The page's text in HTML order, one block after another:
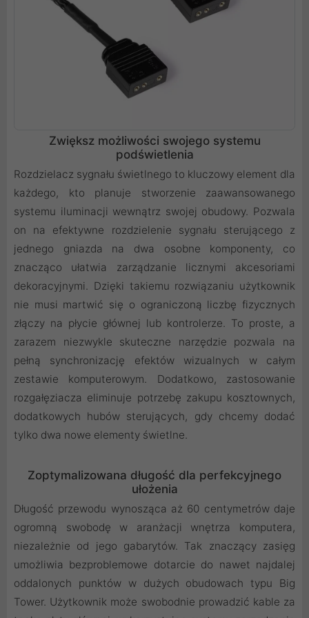
Zwiększ możliwości swojego systemu
podświetlenia
Rozdzielacz sygnału świetlnego to kluczowy element dla
każdego, kto planuje stworzenie zaawansowanego
systemu iluminacji wewnątrz swojej obudowy. Pozwala
on na efektywne rozdzielenie sygnału sterującego z
jednego gniazda na dwa osobne komponenty, co
znacząco ułatwia zarządzanie licznymi akcesoriami
dekoracyjnymi. Dzięki takiemu rozwiązaniu użytkownik
nie musi martwić się o ograniczoną liczbę fizycznych
złączy na płycie głównej lub kontrolerze. To proste, a
zarazem niezwykle skuteczne narzędzie pozwala na
pełną synchronizację efektów wizualnych w całym
zestawie komputerowym. Dodatkowo, zastosowanie
rozgałęziacza eliminuje potrzebę zakupu kosztownych,
dodatkowych hubów sterujących, gdy chcemy dodać
tylko dwa nowe elementy świetlne.
Zoptymalizowana długość dla perfekcyjnego
ułożenia
Długość przewodu wynosząca aż 60 centymetrów daje
ogromną swobodę w aranżacji wnętrza komputera,
niezależnie od jego gabarytów. Tak znaczący zasięg
umożliwia bezproblemowe dotarcie do nawet najdalej
oddalonych punktów w dużych obudowach typu Big
Tower. Użytkownik może swobodnie prowadzić kable za